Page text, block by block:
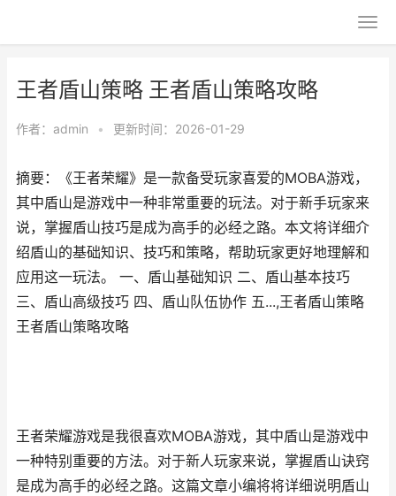
王者盾山策略 王者盾山策略攻略
作者： admin • 更新时间：2026-01-29
摘要：《王者荣耀》是一款备受玩家喜爱的MOBA游戏，
其中盾山是游戏中一种非常重要的玩法。对于新手玩家来
说，掌握盾山技巧是成为高手的必经之路。本文将详细介
绍盾山的基础知识、技巧和策略，帮助玩家更好地理解和
应用这一玩法。 一、盾山基础知识 二、盾山基本技巧
三、盾山高级技巧 四、盾山队伍协作 五...,王者盾山策略
王者盾山策略攻略
王者荣耀游戏是我很喜欢MOBA游戏，其中盾山是游戏中
一种特别重要的方法。对于新人玩家来说，掌握盾山诀窍
是成为高手的必经之路。这篇文章小编将将详细说明盾山